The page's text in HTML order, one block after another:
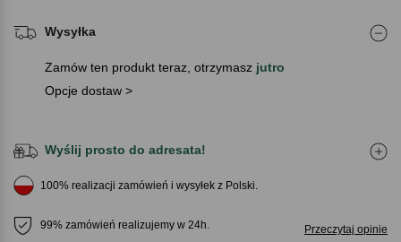
Wysyłka
Zamów ten produkt teraz, otrzymasz jutro
Opcje dostaw >
Wyślij prosto do adresata!
100% realizacji zamówień i wysyłek z Polski.
99% zamówień realizujemy w 24h. Przeczytaj opinie